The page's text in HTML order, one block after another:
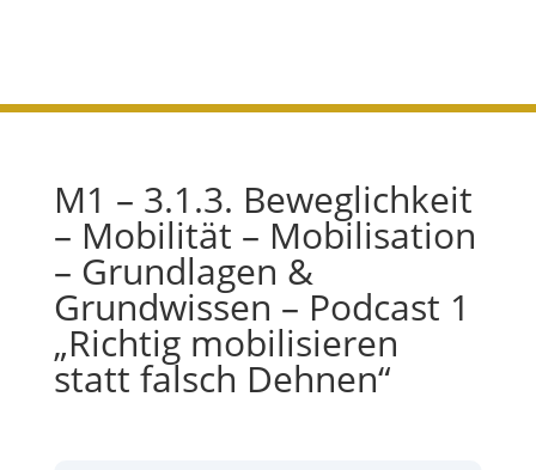
M1 – 3.1.3. Beweglichkeit
– Mobilität – Mobilisation
– Grundlagen &
Grundwissen – Podcast 1
„Richtig mobilisieren
statt falsch Dehnen“